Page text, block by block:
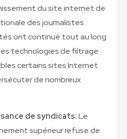
du site internet de
des journalistes.
ont continué tout au long
technologies de filtrage
certains sites Internet
de nombreux
de syndicats:Le
supérieur refuse de